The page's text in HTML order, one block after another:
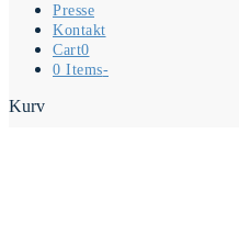
Presse
Kontakt
Cart0
0 Items-
Kurv